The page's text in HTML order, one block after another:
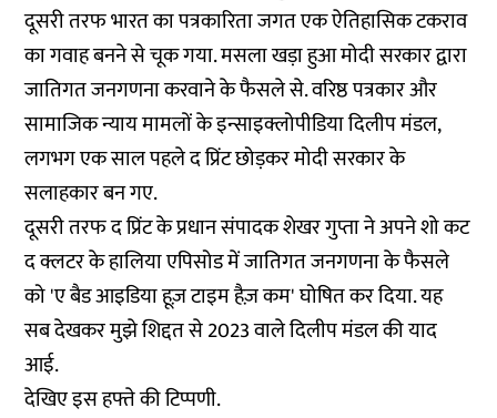
दूसरी तरफ भारत का पत्रकारिता जगत एक ऐतिहासिक टकराव
का गवाह बनने से चूक गया. मसला खड़ा हुआ मोदी सरकार द्वारा
जातिगत जनगणना करवाने के फैसले से. वरिष्ठ पत्रकार और
सामाजिक न्याय मामलों के इन्साइक्लोपीडिया दिलीप मंडल,
लगभग एक साल पहले द प्रिंट छोड़कर मोदी सरकार के
सलाहकार बन गए.
दूसरी तरफ द प्रिंट के प्रधान संपादक शेखर गुप्ता ने अपने शो कट
द क्लटर के हालिया एपिसोड में जातिगत जनगणना के फैसले
को 'ए बैड आइडिया हूज़ टाइम हैज़ कम' घोषित कर दिया. यह
सब देखकर मुझे शिद्दत से 2023 वाले दिलीप मंडल की याद
आई.
देखिए इस हफ्ते की टिप्पणी.